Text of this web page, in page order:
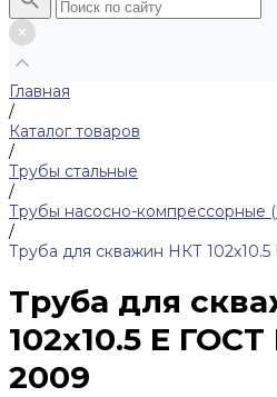
Главная
/
Каталог товаров
/
Трубы стальные
/
Трубы насосно-компрессорные
/
Труба для скважин НКТ
Труба для
102х10.5 Е ГОСТ
2009